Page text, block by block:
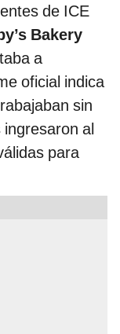
de ICE
Bakery
a
oficial indica
sin
ingresaron al
para